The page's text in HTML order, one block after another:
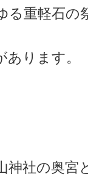
る重軽石の
ります。
神社の奥宮